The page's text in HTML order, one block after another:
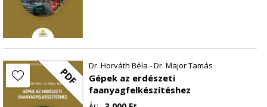
PDF Dr. Horváth Béla - Dr. Major Tamás
Gépek az erdészeti
faanyagfelkészítéshez